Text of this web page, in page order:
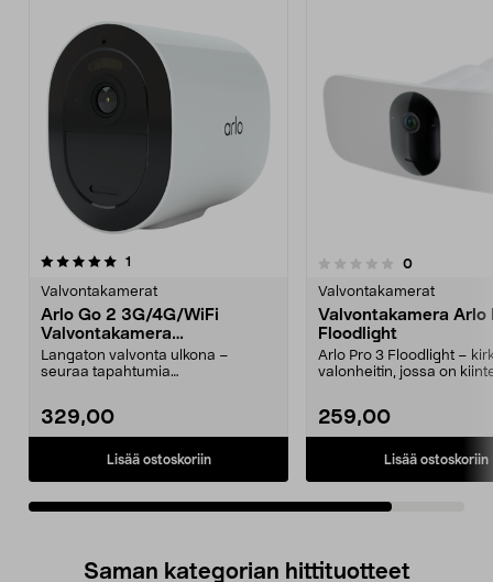
1
Valvontakamerat
Arlo Go 2 3G/4G/WiFi
Valvontakamera
ulkokäyttöön
Langaton valvonta ulkona –
seuraa tapahtumia
329,00
Lisää ostoskoriin
0.0 viidestä
0arvostelut
Valvontakamerat
Valvontakamera Arlo
Floodlight
Arlo Pro 3 Floodlight –
valonheitin, jossa on
259,00
Lisää ostoskoriin
Saman kategorian hittituotteet